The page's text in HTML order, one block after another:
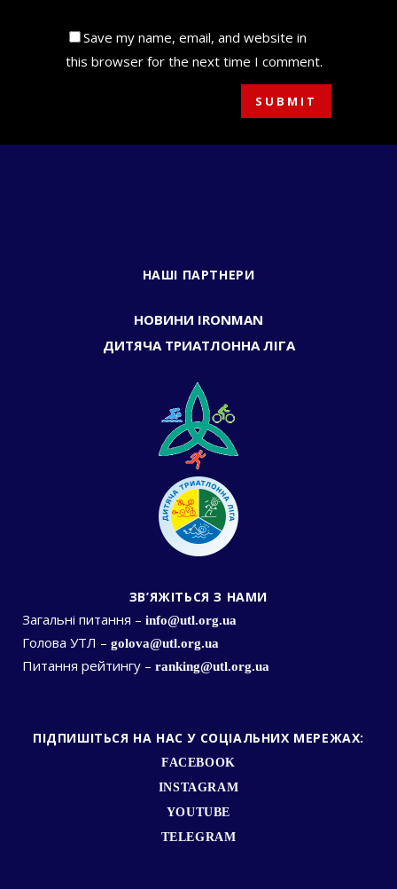
Save my name, email, and website in
this browser for the next time I comment.
НАШІ ПАРТНЕРИ
НОВИНИ IRONMAN
ДИТЯЧА ТРИАТЛОННА ЛІГА
ЗВ’ЯЖІТЬСЯ З НАМИ
Загальні питання – info@utl.org.ua
Голова УТЛ – golova@utl.org.ua
Питання рейтингу – ranking@utl.org.ua
ПІДПИШІТЬСЯ НА НАС У СОЦІАЛЬНИХ МЕРЕЖАХ:
FACEBOOK
INSTAGRAM
YOUTUBE
TELEGRAM